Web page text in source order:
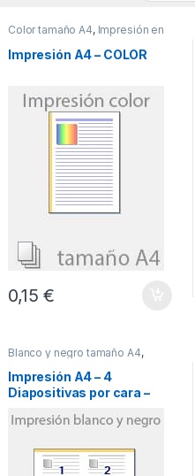
Color tamaño A4, Impresión en
Impresión A4 – COLOR
0,15 €
Blanco y negro tamaño A4,
Impresión en blanco y negro
Impresión A4 – 4
Diapositivas por cara –